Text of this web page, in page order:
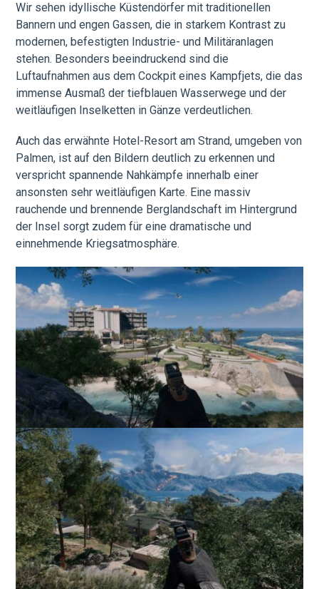
Wir sehen idyllische Küstendörfer mit traditionellen
Bannern und engen Gassen, die in starkem Kontrast zu
modernen, befestigten Industrie- und Militäranlagen
stehen. Besonders beeindruckend sind die
Luftaufnahmen aus dem Cockpit eines Kampfjets, die das
immense Ausmaß der tiefblauen Wasserwege und der
weitläufigen Inselketten in Gänze verdeutlichen.
Auch das erwähnte Hotel-Resort am Strand, umgeben von
Palmen, ist auf den Bildern deutlich zu erkennen und
verspricht spannende Nahkämpfe innerhalb einer
ansonsten sehr weitläufigen Karte. Eine massiv
rauchende und brennende Berglandschaft im Hintergrund
der Insel sorgt zudem für eine dramatische und
einnehmende Kriegsatmosphäre.